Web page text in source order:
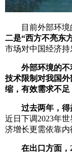
目前外部环境
二是“西方不亮东
市场对中国经济持
外部环境的不
技术限制对我国外
缩，有效需求不足
过去两年，得
近日下调2023年
济增长更需依靠内
在出口方面，